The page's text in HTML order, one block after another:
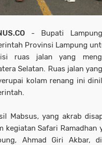
- Bupati
Provinsi Lampung
ruas jalan yang
Selatan. Ruas jalan
kolam renang ini
Mabsus, yang akrab
kegiatan Safari Ramadhan
Ahmad Giri Akbar,